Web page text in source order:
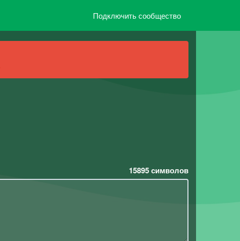
Подключить сообщество
15895символов